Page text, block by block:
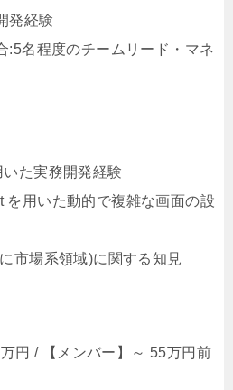
発経験
:5名程度のチームリード・マネ
た実務開発経験
用いた動的で複雑な画面の設
市場系領域)に関する知見
円 / 【メンバー】～ 55万円前